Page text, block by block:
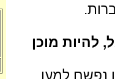
להיות מוכן
נפשם למען